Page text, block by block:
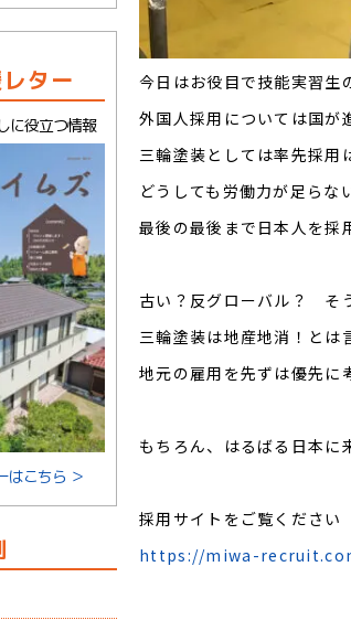
今日はお役目で技能実習生
外国人採用については国が
三輪塗装としては率先採用
どうしても労働力が足らな
最後の最後まで日本人を採
古い？反グローバル？ そ
三輪塗装は地産地消！とは
地元の雇用を先ずは優先に
もちろん、はるばる日本に
採用サイトをご覧ください
https://miwa-
ター
に役立つ情報
はこちら ＞